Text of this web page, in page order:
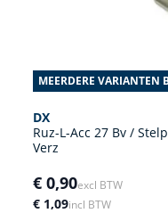
MEERDERE VARIANTEN
DX
Ruz-L-Acc 27 Bv /
Verz
€ 0,90excl BTW
€ 1,09incl BTW